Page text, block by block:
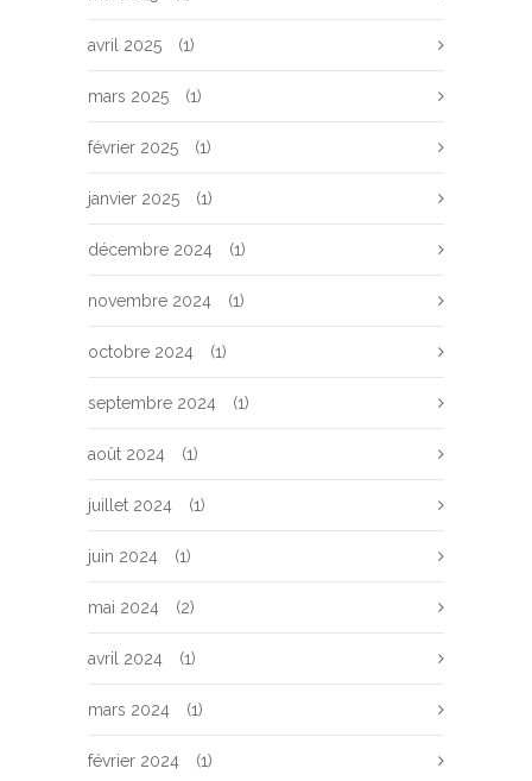
avril 2025 (1)
mars 2025 (1)
février 2025 (1)
janvier 2025 (1)
décembre 2024 (1)
novembre 2024 (1)
octobre 2024 (1)
septembre 2024 (1)
août 2024 (1)
juillet 2024 (1)
juin 2024 (1)
mai 2024 (2)
avril 2024 (1)
mars 2024 (1)
février 2024 (1)